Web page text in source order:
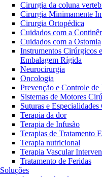
Cirurgia da coluna
Cirurgia Minimamente
Cirurgia Ortopédica
Cuidados com a
Cuidados com a Ostomia
Instrumentos Cirúrgicos
Embalagem Rígida
Neurocirurgia
Oncologia
Prevenção e Controle de
Sistemas de Motores
Suturas e
Terapia da dor
Terapia de Infusão
Terapias de Tratamento
Terapia nutricional
Terapia Vascular
Tratamento de Feridas
Soluções